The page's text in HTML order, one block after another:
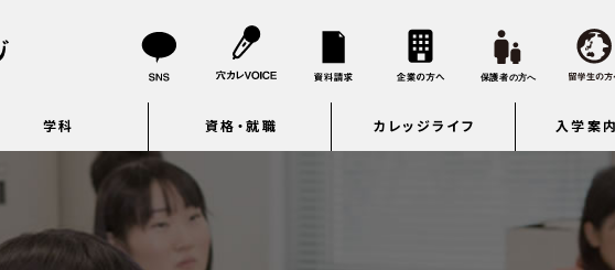
学科 資格・就職 カレッジライフ 入学案